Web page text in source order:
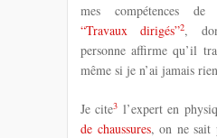
mes compétences de
“Travaux dirigés”2,
personne affirme qu’il
même si je n’ai jamais
Je cite3 l’expert en
de chaussures, on ne sait